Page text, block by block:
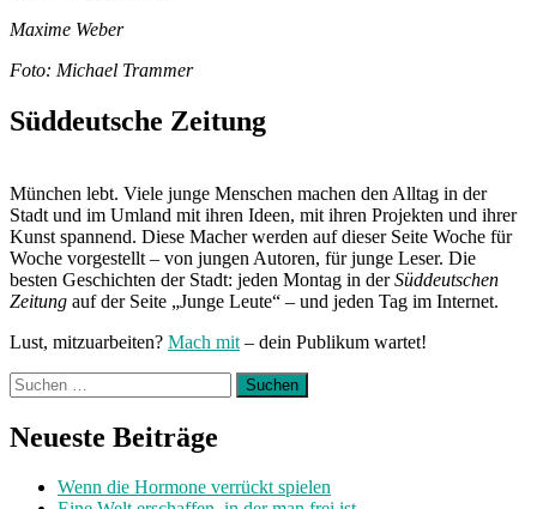
Maxime Weber
Foto: Michael Trammer
Süddeutsche Zeitung
München lebt. Viele junge Menschen machen den Alltag in der
Stadt und im Umland mit ihren Ideen, mit ihren Projekten und ihrer
Kunst spannend. Diese Macher werden auf dieser Seite Woche für
Woche vorgestellt – von jungen Autoren, für junge Leser. Die
besten Geschichten der Stadt: jeden Montag in derSüddeutschen
Zeitung auf der Seite „Junge Leute“ – und jeden Tag im Internet.
Lust, mitzuarbeiten? Mach mit – dein Publikum wartet!
Suchen
nach:
Neueste Beiträge
Wenn die Hormone verrückt spielen